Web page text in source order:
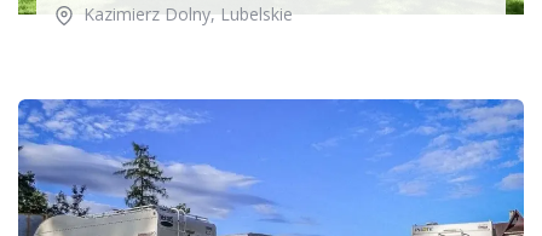
Kazimierz Dolny, Lubelskie